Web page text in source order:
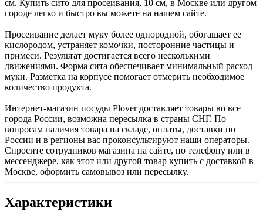
см. Купить сито для просеивания, 10 см, в Москве или другом
городе легко и быстро вы можете на нашем сайте.
Просеивание делает муку более однородной, обогащает ее
кислородом, устраняет комочки, посторонние частицы и
примеси. Результат достигается всего несколькими
движениями. Форма сита обеспечивает минимальный расход
муки. Разметка на корпусе помогает отмерить необходимое
количество продукта.
Интернет-магазин посуды Plover доставляет товары во все
города России, возможна пересылка в страны СНГ. По
вопросам наличия товара на складе, оплаты, доставки по
России и в регионы вас проконсультируют наши операторы.
Спросите сотрудников магазина на сайте, по телефону или в
мессенджере, как этот или другой товар купить с доставкой в
Москве, оформить самовывоз или пересылку.
Характеристики